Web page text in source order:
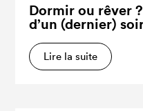
Dormir ou rêver
d’un (dernier)
Lire la suite